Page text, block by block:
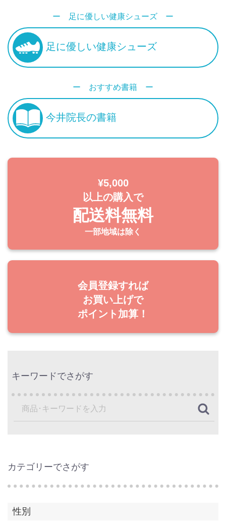
ー 足に優しい健康シューズ ー
足に優しい健康シューズ
ー おすすめ書籍 ー
今井院長の書籍
¥5,000
以上の購入で
配送料無料
一部地域は除く
会員登録すれば
お買い上げで
ポイント加算！
キーワードでさがす
カテゴリーでさがす
性別